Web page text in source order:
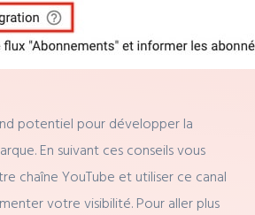
potentiel pour développer la
En suivant ces conseils vous
chaîne YouTube et utiliser ce canal
votre visibilité. Pour aller plus